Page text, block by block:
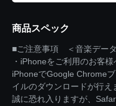
商品スペック
■ご注意事項 ＜音楽デー
・iPhoneをご利用のお客様
iPhoneでGoogle Chrome
イルのダウンロードが行え
誠に恐れ入りますが、